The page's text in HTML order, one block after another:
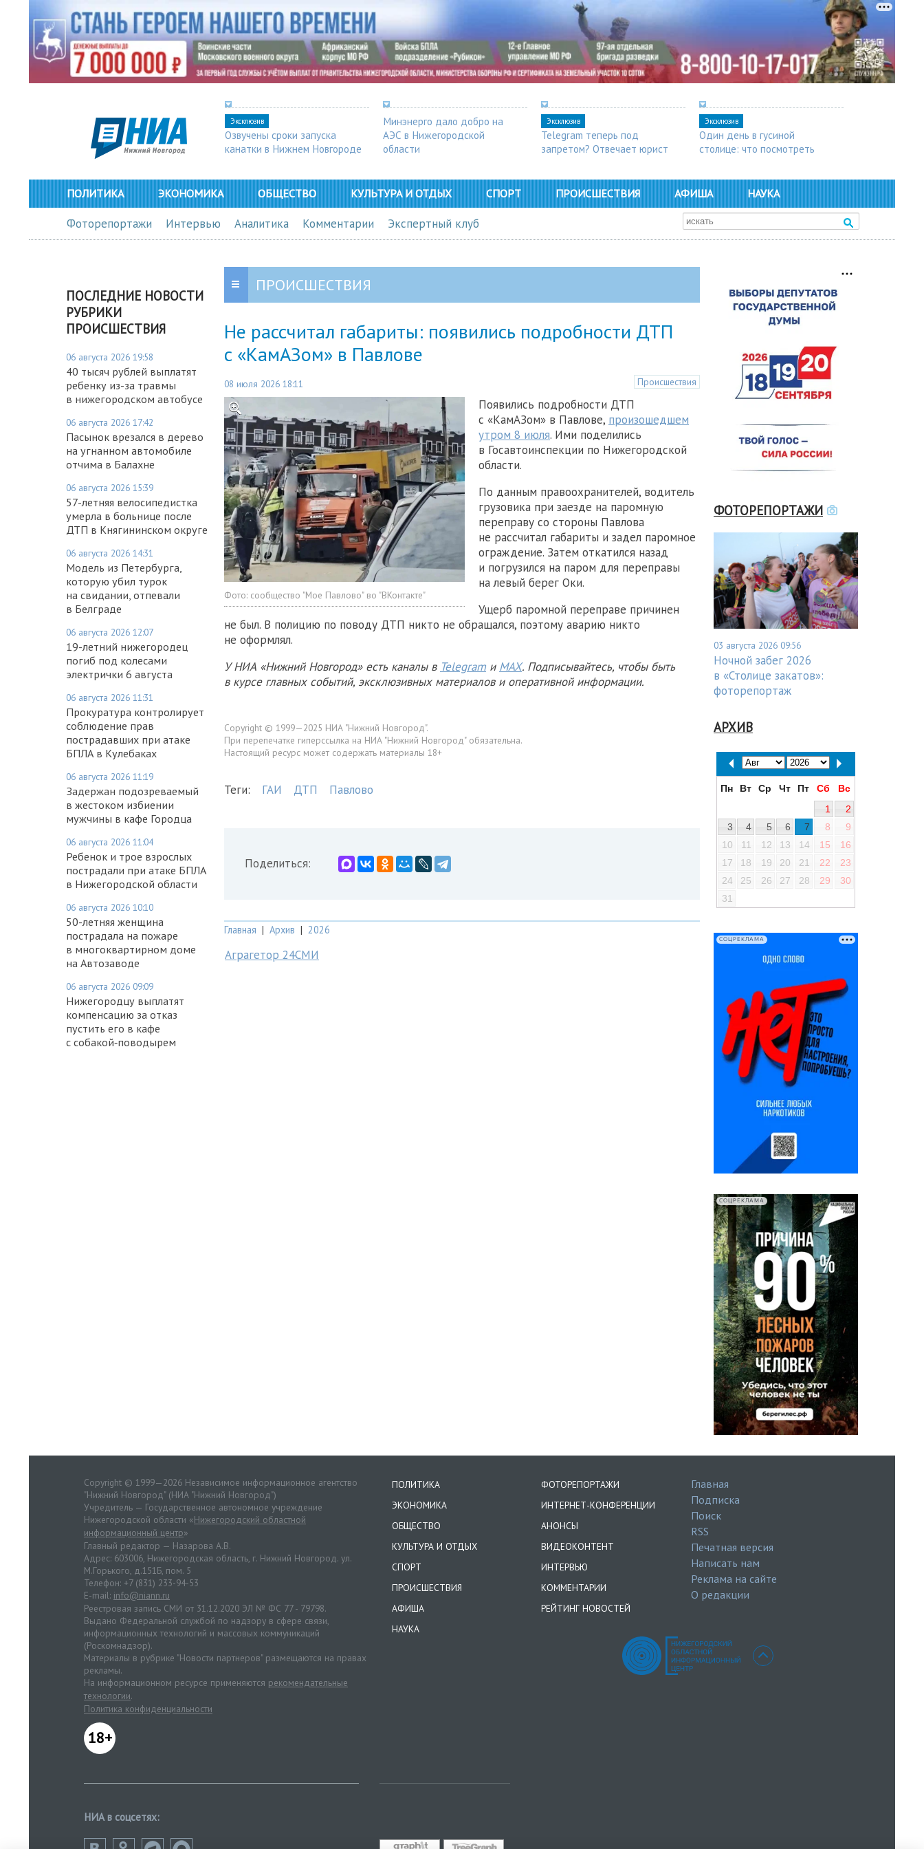
Эксклюзив
Озвучены сроки запуска
канатки в Нижнем Новгороде
Минэнерго дало добро на
АЭС в Нижегородской
области
Эксклюзив
Telegram теперь под
запретом? Отвечает юрист
Эксклюзив
Один день в гусиной
столице: что посмотреть
ПОЛИТИКА ЭКОНОМИКА ОБЩЕСТВО КУЛЬТУРА И ОТДЫХ СПОРТ ПРОИСШЕСТВИЯ АФИША НАУКА
Фоторепортажи Интервью Аналитика Комментарии Экспертный клуб
ПОСЛЕДНИЕ НОВОСТИ
РУБРИКИ
ПРОИСШЕСТВИЯ
06 августа 2026 19:58
40 тысяч рублей выплатят
ребенку из-за травмы
в нижегородском автобусе
06 августа 2026 17:42
Пасынок врезался в дерево
на угнанном автомобиле
отчима в Балахне
06 августа 2026 15:39
57-летняя велосипедистка
умерла в больнице после
ДТП в Княгининском округе
06 августа 2026 14:31
Модель из Петербурга,
которую убил турок
на свидании, отпевали
в Белграде
06 августа 2026 12:07
19-летний нижегородец
погиб под колесами
электрички 6 августа
06 августа 2026 11:31
Прокуратура контролирует
соблюдение прав
пострадавших при атаке
БПЛА в Кулебаках
06 августа 2026 11:19
Задержан подозреваемый
в жестоком избиении
мужчины в кафе Городца
06 августа 2026 11:04
Ребенок и трое взрослых
пострадали при атаке БПЛА
в Нижегородской области
06 августа 2026 10:10
50-летняя женщина
пострадала на пожаре
в многоквартирном доме
на Автозаводе
06 августа 2026 09:09
Нижегородцу выплатят
компенсацию за отказ
пустить его в кафе
с собакой‑поводырем
ПРОИСШЕСТВИЯ
Не рассчитал габариты: появились подробности ДТП
с «КамАЗом» в Павлове
08 июля 2026 18:11 Происшествия
Фото: сообщество "Мое Павлово" во "ВКонтакте"
Появились подробности ДТП
с «КамАЗом» в Павлове, произошедшем
утром 8 июля. Ими поделились
в Госавтоинспекции по Нижегородской
области.
По данным правоохранителей, водитель
грузовика при заезде на паромную
переправу со стороны Павлова
не рассчитал габариты и задел паромное
ограждение. Затем откатился назад
и погрузился на паром для переправы
на левый берег Оки.
Ущерб паромной переправе причинен
не был. В полицию по поводу ДТП никто не обращался, поэтому аварию никто
не оформлял.
У НИА «Нижний Новгород» есть каналы в Telegram и MAX. Подписывайтесь, чтобы быть
в курсе главных событий, эксклюзивных материалов и оперативной информации.
Copyright © 1999—2025 НИА "Нижний Новгород".
При перепечатке гиперссылка на НИА "Нижний Новгород" обязательна.
Настоящий ресурс может содержать материалы 18+
Теги: ГАИ ДТП Павлово
Поделиться:
Главная | Архив | 2026
Аграгетор 24СМИ
ФОТОРЕПОРТАЖИ
03 августа 2026 09:56
Ночной забег 2026
в «Столице закатов»:
фоторепортаж
АРХИВ
Пн Вт Ср Чт Пт Сб
Вс
1
2
3
4 5 6 7 8
9
10
11 12 13 14 15
16
17
18 19 20 21 22
23
24
25 26 27 28 29
30
31
СОЦРЕКЛАМА
СОЦРЕКЛАМА
Copyright © 1999—2026 Независимое информационное агентство
"Нижний Новгород" (НИА "Нижний Новгород")
Учредитель — Государственное автономное учреждение
Нижегородской области «Нижегородский областной
информационный центр»
Главный редактор — Назарова А.В.
Адрес: 603006, Нижегородская область, г. Нижний Новгород. ул.
М.Горького, д.151Б, пом. 5
Телефон: +7 (831) 233-94-53
E-mail: info@niann.ru
Реестровая запись СМИ от 31.12.2020 ЭЛ № ФС 77 - 79798.
Выдано Федеральной службой по надзору в сфере связи,
информационных технологий и массовых коммуникаций
(Роскомнадзор).
Материалы в рубрике "Новости партнеров" размещаются на правах
рекламы.
На информационном ресурсе применяются рекомендательные
технологии.
Политика конфиденциальности
18+
ПОЛИТИКА
ЭКОНОМИКА
ОБЩЕСТВО
КУЛЬТУРА И ОТДЫХ
СПОРТ
ПРОИСШЕСТВИЯ
АФИША
НАУКА
ФОТОРЕПОРТАЖИ
ИНТЕРНЕТ-КОНФЕРЕНЦИИ
АНОНСЫ
ВИДЕОКОНТЕНТ
ИНТЕРВЬЮ
КОММЕНТАРИИ
РЕЙТИНГ НОВОСТЕЙ
Главная
Подписка
Поиск
RSS
Печатная версия
Написать нам
Реклама на сайте
О редакции
НИА в соцсетях: